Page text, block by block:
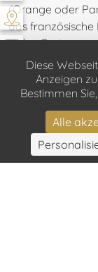
(Orange oder
das französische
Cake,
in unserem
dazu werden
Milchkaffee,
Mariages
Auf Anfrage und
gerne ein Ei zu.
Diese
Anzeigen
Bestimmen
Alle